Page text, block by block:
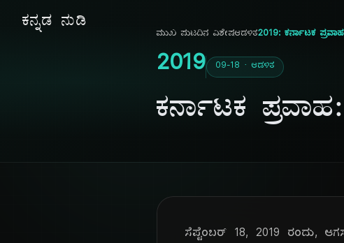
ಕನ್ನಡ ನುಡಿ
ಮುಖ ಪುಟದಿನ ವಿಶೇಷಆಡಳಿತ2019: ಕರ್ನಾಟಕ
2019 09-18 · ಆಡಳಿತ
ಕರ್ನಾಟಕ
ಸೆಪ್ಟೆಂಬರ್ 18, 2019 ರಂದು,